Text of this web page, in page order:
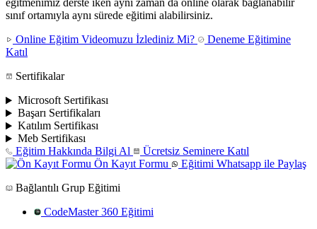
eğitmenimiz derste iken aynı zaman da online olarak bağlanabilir
sınıf ortamıyla aynı sürede eğitimi alabilirsiniz.
Online Eğitim Videomuzu İzlediniz Mi?
Deneme Eğitimine
Katıl
Sertifikalar
Microsoft Sertifikası
Başarı Sertifikaları
Katılım Sertifikası
Meb Sertifikası
Eğitim Hakkında Bilgi Al
Ücretsiz Seminere Katıl
Ön Kayıt Formu
Eğitimi Whatsapp ile Paylaş
Bağlantılı Grup Eğitimi
CodeMaster 360 Eğitimi